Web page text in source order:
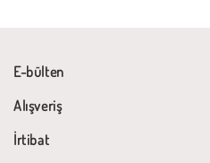
E-bülten
Alışveriş
İrtibat